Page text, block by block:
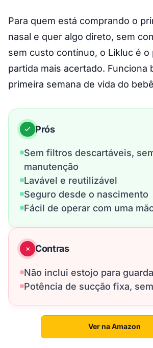
Para quem está comprando o
nasal e quer algo direto, sem
sem custo contínuo, o Likluc é o
partida mais acertado. Funciona
primeira semana de vida do
Prós
Sem filtros descartáveis,
manutenção
Lavável e reutilizável
Seguro desde o nascimento
Fácil de operar com uma
Contras
Não inclui estojo para
Potência de sucção fixa,
Ver na Amazon